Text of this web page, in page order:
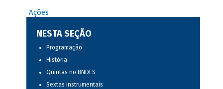
Ações
NESTA SEÇÃO
Programação
História
Quintas no BNDES
Sextas instrumentais